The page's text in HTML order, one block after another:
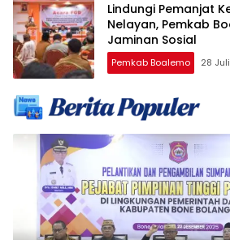
Lindungi Pemanjat
Nelayan, Pemkab
Jaminan Sosial
Pemkab Boalemo 28